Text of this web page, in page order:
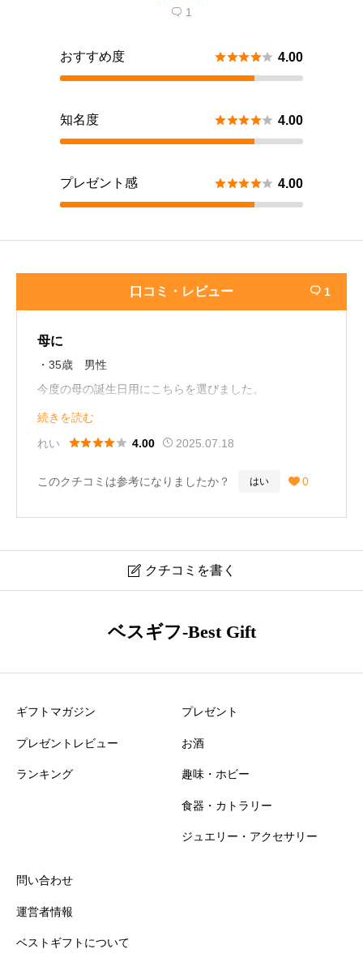
 1
おすすめ度  4.00
知名度  4.00
プレゼント感  4.00
口コミ・レビュー  1
母に
・35歳 男性
今度の母の誕生日用にこちらを選びました。
少し高価ではありますが、その分デザインや香りも個性
的で、このブランドならではのものだと思っています。
続きを読む
れい
 4.00 2025.07.18
このクチコミは参考になりましたか？ はい  0
 クチコミを書く
ナル リケン・デコス 口コミ・レビュー
星の数をお選びください
知名度
ベスギフ-Best Gift
ギフトマガジン
プレゼントレビュー
ランキング
プレゼント
お酒
趣味・ホビー
食器・カトラリー
ジュエリー・アクセサリー
問い合わせ
運営者情報
ベストギフトについて